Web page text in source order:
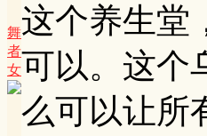
舞
者
女
这个养生堂
可以。这个
么可以让所